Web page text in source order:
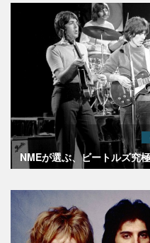
NMEが選ぶ、ビートルズ